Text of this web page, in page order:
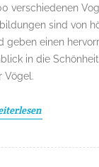
verschiedenen
sind von
geben einen
in die
Vögel.